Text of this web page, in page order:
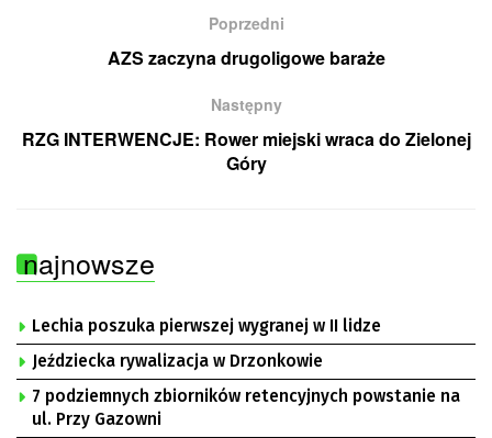
Poprzedni
AZS zaczyna drugoligowe baraże
Następny
RZG INTERWENCJE: Rower miejski wraca do Zielonej
Góry
najnowsze
Lechia poszuka pierwszej wygranej w II lidze
Jeździecka rywalizacja w Drzonkowie
7 podziemnych zbiorników retencyjnych powstanie na
ul. Przy Gazowni